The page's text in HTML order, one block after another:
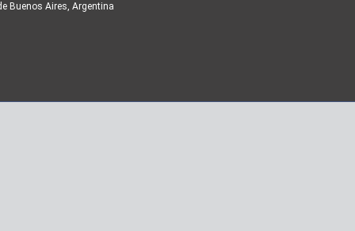
Buenos Aires, Argentina